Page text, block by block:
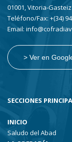
01001, Vitoria-Gasteiz
Teléfono/Fax: +(34)
Email:
> Ver en
SECCIONES
INICIO
Saludo del Abad